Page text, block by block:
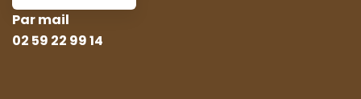
Par mail
02 59 22 99 14